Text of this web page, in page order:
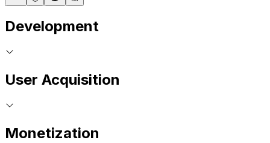
Development
User Acquisition
Monetization